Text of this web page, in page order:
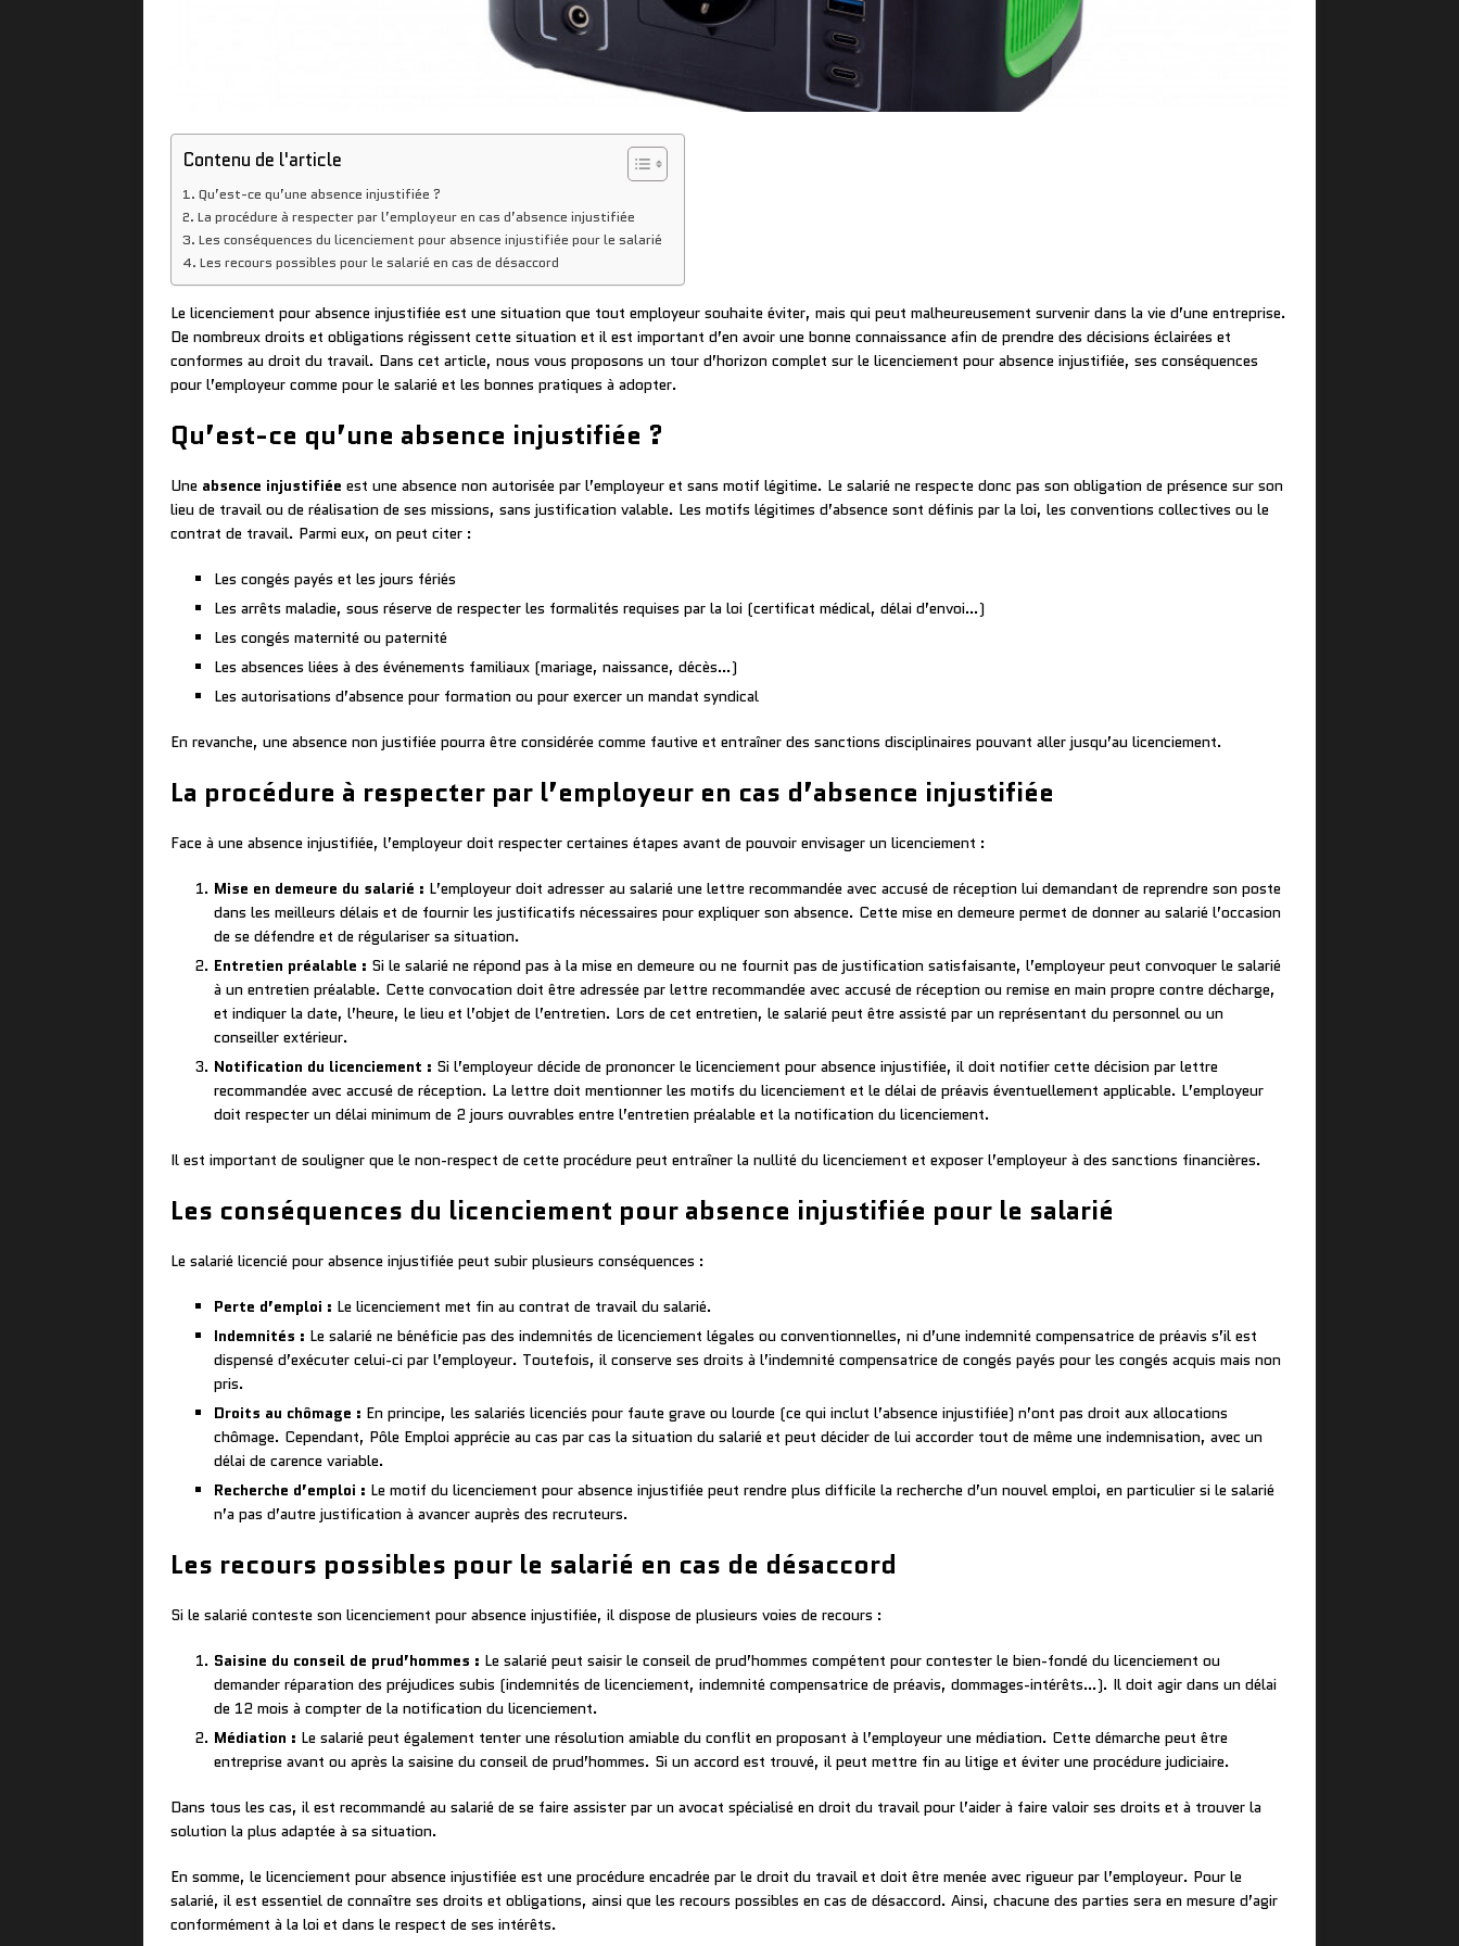
Contenu de l'article
Qu’est-ce qu’une absence injustifiée ?
La procédure à respecter par l’employeur en cas d’absence injustifiée
Les conséquences du licenciement pour absence injustifiée pour le salarié
Les recours possibles pour le salarié en cas de désaccord
Le licenciement pour absence injustifiée est une situation que tout employeur souhaite éviter, mais qui peut malheureusement survenir dans la vie d’une entreprise.
De nombreux droits et obligations régissent cette situation et il est important d’en avoir une bonne connaissance afin de prendre des décisions éclairées et
conformes au droit du travail. Dans cet article, nous vous proposons un tour d’horizon complet sur le licenciement pour absence injustifiée, ses conséquences
pour l’employeur comme pour le salarié et les bonnes pratiques à adopter.
Qu’est-ce qu’une absence injustifiée ?
Une absence injustifiée est une absence non autorisée par l’employeur et sans motif légitime. Le salarié ne respecte donc pas son obligation de présence sur son
lieu de travail ou de réalisation de ses missions, sans justification valable. Les motifs légitimes d’absence sont définis par la loi, les conventions collectives ou le
contrat de travail. Parmi eux, on peut citer :
Les congés payés et les jours fériés
Les arrêts maladie, sous réserve de respecter les formalités requises par la loi (certificat médical, délai d’envoi…)
Les congés maternité ou paternité
Les absences liées à des événements familiaux (mariage, naissance, décès…)
Les autorisations d’absence pour formation ou pour exercer un mandat syndical
En revanche, une absence non justifiée pourra être considérée comme fautive et entraîner des sanctions disciplinaires pouvant aller jusqu’au licenciement.
La procédure à respecter par l’employeur en cas d’absence injustifiée
Face à une absence injustifiée, l’employeur doit respecter certaines étapes avant de pouvoir envisager un licenciement :
Mise en demeure du salarié : L’employeur doit adresser au salarié une lettre recommandée avec accusé de réception lui demandant de reprendre son poste
dans les meilleurs délais et de fournir les justificatifs nécessaires pour expliquer son absence. Cette mise en demeure permet de donner au salarié l’occasion
de se défendre et de régulariser sa situation.
Entretien préalable : Si le salarié ne répond pas à la mise en demeure ou ne fournit pas de justification satisfaisante, l’employeur peut convoquer le salarié
à un entretien préalable. Cette convocation doit être adressée par lettre recommandée avec accusé de réception ou remise en main propre contre décharge,
et indiquer la date, l’heure, le lieu et l’objet de l’entretien. Lors de cet entretien, le salarié peut être assisté par un représentant du personnel ou un
conseiller extérieur.
Notification du licenciement : Si l’employeur décide de prononcer le licenciement pour absence injustifiée, il doit notifier cette décision par lettre
recommandée avec accusé de réception. La lettre doit mentionner les motifs du licenciement et le délai de préavis éventuellement applicable. L’employeur
doit respecter un délai minimum de 2 jours ouvrables entre l’entretien préalable et la notification du licenciement.
Il est important de souligner que le non-respect de cette procédure peut entraîner la nullité du licenciement et exposer l’employeur à des sanctions financières.
Les conséquences du licenciement pour absence injustifiée pour le salarié
Le salarié licencié pour absence injustifiée peut subir plusieurs conséquences :
Perte d’emploi : Le licenciement met fin au contrat de travail du salarié.
Indemnités : Le salarié ne bénéficie pas des indemnités de licenciement légales ou conventionnelles, ni d’une indemnité compensatrice de préavis s’il est
dispensé d’exécuter celui-ci par l’employeur. Toutefois, il conserve ses droits à l’indemnité compensatrice de congés payés pour les congés acquis mais non
pris.
Droits au chômage : En principe, les salariés licenciés pour faute grave ou lourde (ce qui inclut l’absence injustifiée) n’ont pas droit aux allocations
chômage. Cependant, Pôle Emploi apprécie au cas par cas la situation du salarié et peut décider de lui accorder tout de même une indemnisation, avec un
délai de carence variable.
Recherche d’emploi : Le motif du licenciement pour absence injustifiée peut rendre plus difficile la recherche d’un nouvel emploi, en particulier si le salarié
n’a pas d’autre justification à avancer auprès des recruteurs.
Les recours possibles pour le salarié en cas de désaccord
Si le salarié conteste son licenciement pour absence injustifiée, il dispose de plusieurs voies de recours :
Saisine du conseil de prud’hommes : Le salarié peut saisir le conseil de prud’hommes compétent pour contester le bien-fondé du licenciement ou
demander réparation des préjudices subis (indemnités de licenciement, indemnité compensatrice de préavis, dommages-intérêts…). Il doit agir dans un délai
de 12 mois à compter de la notification du licenciement.
Médiation : Le salarié peut également tenter une résolution amiable du conflit en proposant à l’employeur une médiation. Cette démarche peut être
entreprise avant ou après la saisine du conseil de prud’hommes. Si un accord est trouvé, il peut mettre fin au litige et éviter une procédure judiciaire.
Dans tous les cas, il est recommandé au salarié de se faire assister par un avocat spécialisé en droit du travail pour l’aider à faire valoir ses droits et à trouver la
solution la plus adaptée à sa situation.
En somme, le licenciement pour absence injustifiée est une procédure encadrée par le droit du travail et doit être menée avec rigueur par l’employeur. Pour le
salarié, il est essentiel de connaître ses droits et obligations, ainsi que les recours possibles en cas de désaccord. Ainsi, chacune des parties sera en mesure d’agir
conformément à la loi et dans le respect de ses intérêts.